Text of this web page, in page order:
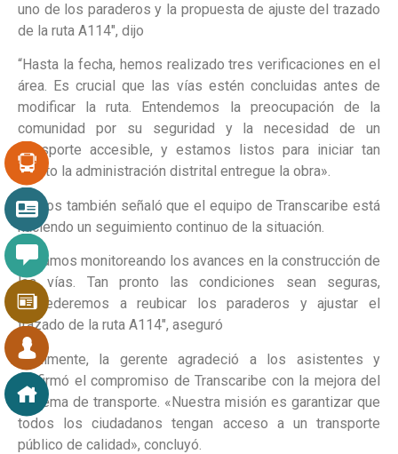
uno de los paraderos y la propuesta de ajuste del trazado
de la ruta A114″, dijo
“Hasta la fecha, hemos realizado tres verificaciones en el
área. Es crucial que las vías estén concluidas antes de
modificar la ruta. Entendemos la preocupación de la
comunidad por su seguridad y la necesidad de un
transporte accesible, y estamos listos para iniciar tan
pronto la administración distrital entregue la obra».
Barrios también señaló que el equipo de Transcaribe está
haciendo un seguimiento continuo de la situación.
“Estamos monitoreando los avances en la construcción de
las vías. Tan pronto las condiciones sean seguras,
procederemos a reubicar los paraderos y ajustar el
trazado de la ruta A114″, aseguró
Finalmente, la gerente agradeció a los asistentes y
reafirmó el compromiso de Transcaribe con la mejora del
sistema de transporte. «Nuestra misión es garantizar que
todos los ciudadanos tengan acceso a un transporte
público de calidad», concluyó.